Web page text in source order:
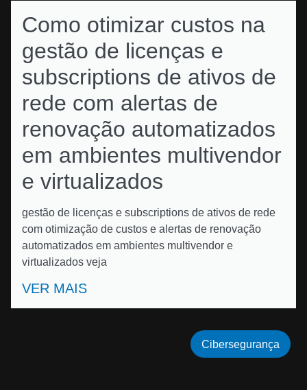
Como otimizar custos na
gestão de licenças e
subscriptions de ativos de
rede com alertas de
renovação automatizados
em ambientes multivendor
e virtualizados
gestão de licenças e subscriptions de ativos de rede
com otimização de custos e alertas de renovação
automatizados em ambientes multivendor e
virtualizados veja
VER MAIS
Cibersegurança